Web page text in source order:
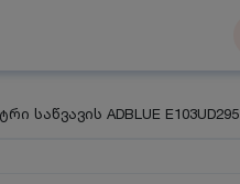
საწვავის ADBLUE E103UD295